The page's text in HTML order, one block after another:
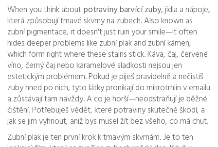
When you think aboutpotraviny barvící zuby,jídla a nápoje,
která způsobují tmavé skvrny na zubech. Also known as
zubní pigmentace, it doesn't just ruin your smile—it often
hides deeper problems like zubní plakand zubní kámen,
which form right where these stains stick.Káva, čaj, červené
víno, černý čaj nebo karamelové sladkosti nejsou jen
estetickým problémem. Pokud je piješ pravidelně a nečistíš
zuby hned po nich, tyto látky pronikají do mikrotrhlin v emailu
a zůstávají tam navždy. A co je horší—neodstraňují je běžné
čištění. Potřebuješ vědět, které potraviny skutečně škodí, a
jak se jim vyhnout, aniž bys musel žít bez všeho, co má chut.
Zubní plak je ten první krok k tmavým skvrnám. Je to ten